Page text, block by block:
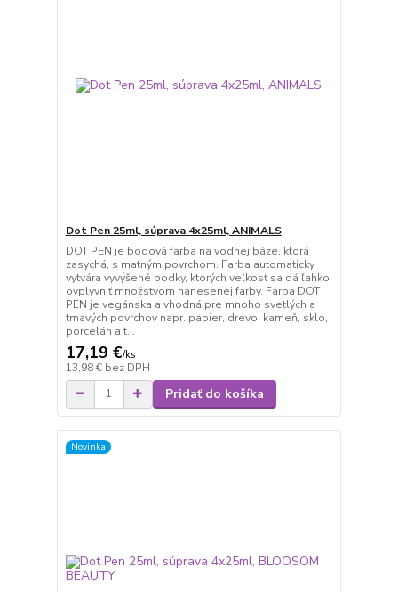
Dot Pen 25ml, súprava 4x25ml, ANIMALS
DOT PEN je bodová farba na vodnej báze, ktorá
zasychá, s matným povrchom. Farba automaticky
vytvára vyvýšené bodky, ktorých veľkosť sa dá ľahko
ovplyvniť množstvom nanesenej farby. Farba DOT
PEN je vegánska a vhodná pre mnoho svetlých a
tmavých povrchov napr. papier, drevo, kameň, sklo,
porcelán a t...
17,19 €/ks
13,98 € bez DPH
Pridať do košíka
Novinka